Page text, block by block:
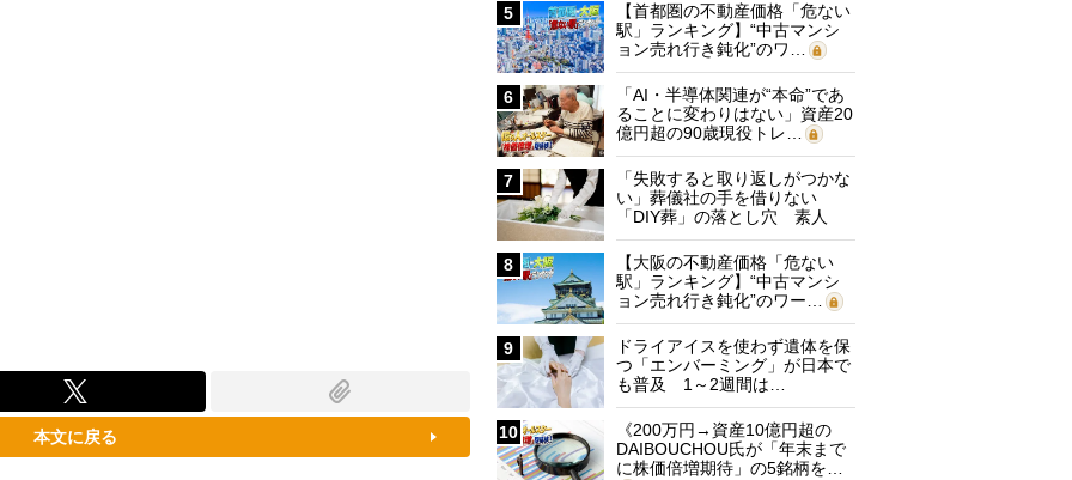
本文に戻る
5
【首都圏の不動産価格「危ない
駅」ランキング】“中古マンシ
ョン売れ行き鈍化”のワ…
6
「AI・半導体関連が“本命”であ
ることに変わりはない」資産20
億円超の90歳現役トレ…
7
「失敗すると取り返しがつかな
い」葬儀社の手を借りない
「DIY葬」の落とし穴 素人
に…
8
【大阪の不動産価格「危ない
駅」ランキング】“中古マンシ
ョン売れ行き鈍化”のワー…
9
ドライアイスを使わず遺体を保
つ「エンバーミング」が日本で
も普及 1～2週間は…
10
《200万円→資産10億円超の
DAIBOUCHOU氏が「年末まで
に株価倍増期待」の5銘柄を…